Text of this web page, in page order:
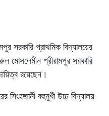
সরকারি প্রাথমিক বিদ্যালয়ের
মোসলেমীন শ্রীরামপুর সরকারি
রয়েছেন।
সিংহজানী বহুমুখী উচ্চ বিদ্যালয়